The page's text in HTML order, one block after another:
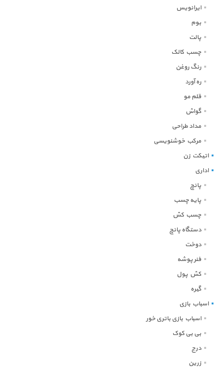
ایرانویس
بوم
پالت
چسب کالک
رنگ روغن
ره آورد
قلم مو
گواش
مداد طراحی
مرکب خوشنویسی
اتیکت زن
اداری
پانچ
پایه چسب
چسب کش
دستگاه پانچ
دوخت
فنر پوشه
کش پول
گیره
اسباب بازی
اسباب بازی باتری خور
بی بی کوک
درج
زرین